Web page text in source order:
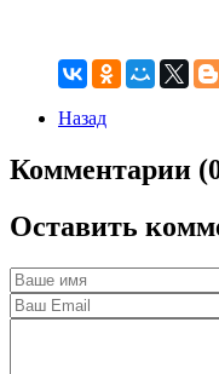
Назад
Комментарии
Оставить